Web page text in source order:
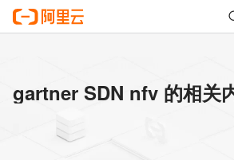
gartner SDN nfv 的相关